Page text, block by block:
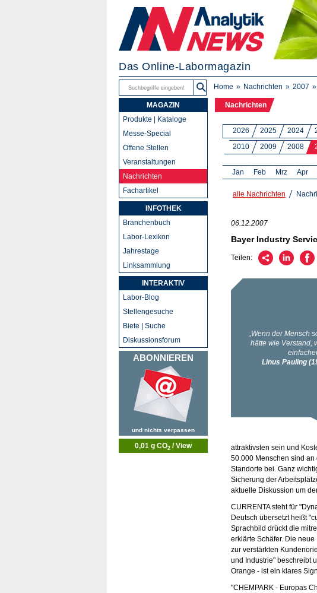
Das Online-Labormagazin
Home Nachrichten 2007
Nachrichten
2026 2025 2024
2010
2009 2008
Jan Feb Mrz Apr
alle Nachrichten
06.12.2007
Bayer Industry
Teilen:
attraktivsten sein und
50.000 Menschen sind an
Standorte bei. Ganz
Sicherung der
aktuelle Diskussion um
CURRENTA steht für
Deutsch übersetzt heißt
Sprachbild drückt die
erklärte Schäfer. Die
zur verstärkten
und Industrie" beschreibt
Orange - ist ein klares
"CHEMPARK - Europas
MAGAZIN
Produkte | Kataloge
Messe-Special
Offene Stellen
Veranstaltungen
Nachrichten
Fachartikel
INFOTHEK
Branchenbuch
Labor-Lexikon
Jahrestage
Linksammlung
INTERAKTIV
Labor-Blog
Stellengesuche
Biete | Suche
Diskussionsforum
ABONNIEREN
und nichts verpassen
0,01 g CO2 / View